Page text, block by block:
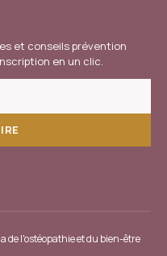
et conseils prévention
en un clic.
de l'ostéopathie et du bien-être